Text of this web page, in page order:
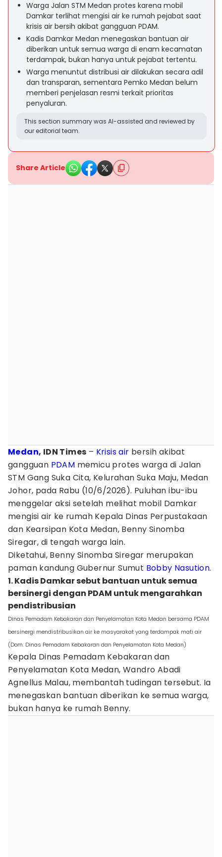
Warga Jalan STM Medan protes karena mobil
Damkar terlihat mengisi air ke rumah pejabat saat
krisis air bersih akibat gangguan PDAM.
Kadis Damkar Medan menegaskan bantuan air
diberikan untuk semua warga di enam kecamatan
terdampak, bukan hanya untuk pejabat tertentu.
Warga menuntut distribusi air dilakukan secara adil
dan transparan, sementara Pemko Medan belum
memberi penjelasan resmi terkait prioritas
penyaluran.
This section summary was AI-assisted and reviewed by
our editorial team.
Share Article
Medan, IDN Times – Krisis air bersih akibat
gangguan PDAM memicu protes warga di Jalan
STM Gang Suka Cita, Kelurahan Suka Maju, Medan
Johor, pada Rabu (10/6/2026). Puluhan ibu-ibu
menggelar aksi setelah melihat mobil Damkar
mengisi air ke rumah Kepala Dinas Perpustakaan
dan Kearsipan Kota Medan, Benny Sinomba
Siregar, di tengah warga lain.
Diketahui, Benny Sinomba Siregar merupakan
paman kandung Gubernur Sumut Bobby Nasution.
1. Kadis Damkar sebut bantuan untuk semua
bersinergi dengan PDAM untuk mengarahkan
pendistribusian
Dinas Pemadam Kebakaran dan Penyelamatan Kota Medan bersama PDAM
bersinergi mendistribusikan air ke masyarakat yang terdampak mati air
(Dom. Dinas Pemadam Kebakaran dan Penyelamatan Kota Medan)
Kepala Dinas Pemadam Kebakaran dan
Penyelamatan Kota Medan, Wandro Abadi
Agnellus Malau, membantah tudingan tersebut. Ia
menegaskan bantuan diberikan ke semua warga,
bukan hanya ke rumah Benny.